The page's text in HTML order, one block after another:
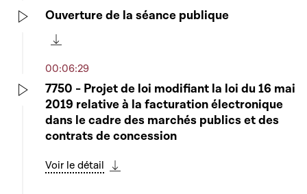
Ouverture de la séance publique
00:06:29
7750 - Projet de loi modifiant la loi du 16 mai
2019 relative à la facturation électronique
dans le cadre des marchés publics et des
contrats de concession
Voir le détail